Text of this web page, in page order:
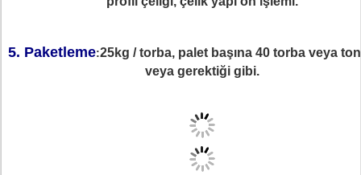
5. Paketleme:25kg / torba, palet başına 40 torba veya
veya gerektiği gibi.